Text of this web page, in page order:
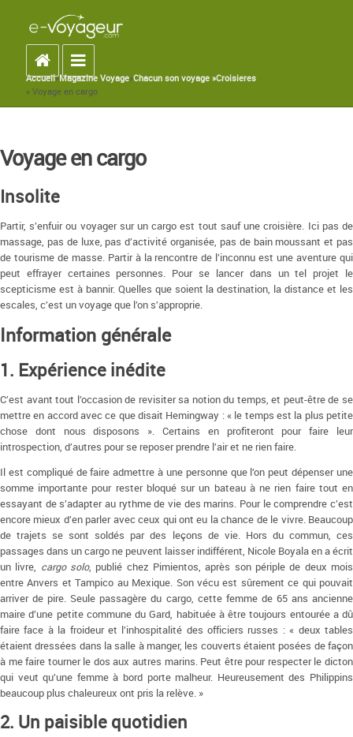
Accueil
Toggle navigation
You are here
Accueil»Magazine Voyage»Chacun son voyage »Croisieres
» Voyage en cargo
Voyage en cargo
Insolite
Partir, s’enfuir ou voyager sur un cargo est tout sauf une croisière. Ici pas de
massage, pas de luxe, pas d’activité organisée, pas de bain moussant et pas
de tourisme de masse. Partir à la rencontre de l’inconnu est une aventure qui
peut effrayer certaines personnes. Pour se lancer dans un tel projet le
scepticisme est à bannir. Quelles que soient la destination, la distance et les
escales, c’est un voyage que l’on s’approprie.
Information générale
1. Expérience inédite
C’est avant tout l’occasion de revisiter sa notion du temps, et peut-être de se
mettre en accord avec ce que disait Hemingway : « le temps est la plus petite
chose dont nous disposons ». Certains en profiteront pour faire leur
introspection, d’autres pour se reposer prendre l’air et ne rien faire.
Il est compliqué de faire admettre à une personne que l’on peut dépenser une
somme importante pour rester bloqué sur un bateau à ne rien faire tout en
essayant de s’adapter au rythme de vie des marins. Pour le comprendre c’est
encore mieux d’en parler avec ceux qui ont eu la chance de le vivre. Beaucoup
de trajets se sont soldés par des leçons de vie. Hors du commun, ces
passages dans un cargo ne peuvent laisser indifférent, Nicole Boyala en a écrit
un livre, cargo solo, publié chez Pimientos, après son périple de deux mois
entre Anvers et Tampico au Mexique. Son vécu est sûrement ce qui pouvait
arriver de pire. Seule passagère du cargo, cette femme de 65 ans ancienne
maire d’une petite commune du Gard, habituée à être toujours entourée a dû
faire face à la froideur et l’inhospitalité des officiers russes : « deux tables
étaient dressées dans la salle à manger, les couverts étaient posées de façon
à me faire tourner le dos aux autres marins. Peut être pour respecter le dicton
qui veut qu’une femme à bord porte malheur. Heureusement des Philippins
beaucoup plus chaleureux ont pris la relève. »
2. Un paisible quotidien